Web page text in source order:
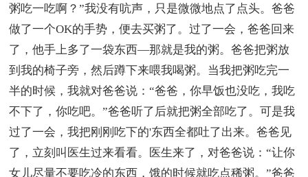
粥吃一吃啊？”我没有吭声，只是微微地点了点头。爸爸
做了一个OK的手势，便去买粥了。过了一会，爸爸回来
了，他手上多了一袋东西—那就是我的粥。爸爸把粥放
到我的椅子旁，然后蹲下来喂我喝粥。当我把粥吃完一
半的时候，我就对爸爸说：“爸爸，你早饭也没吃，我吃
不下了，你吃吧。”爸爸听了后就把粥全部吃了。可是我
过了一会，我把刚刚吃下的'东西全都吐了出来。爸爸见
了，立刻叫医生过来看看。医生来了，对爸爸说：“让你
女儿尽量不要吃冷的东西，饿的时候就吃点稀粥。”爸爸